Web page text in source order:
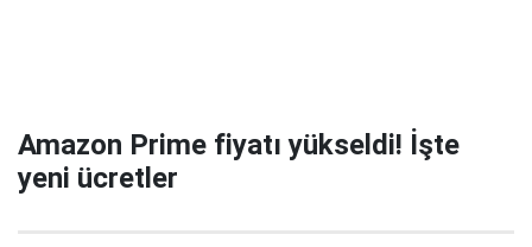
Amazon Prime fiyatı yükseldi! İşte
yeni ücretler